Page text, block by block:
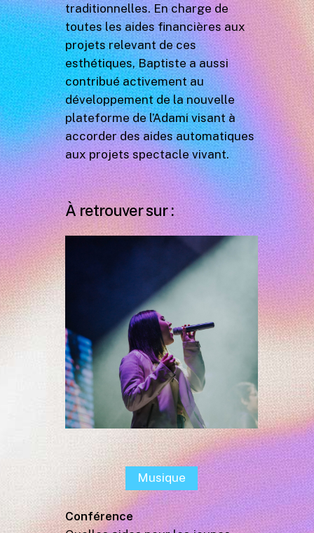
traditionnelles. En charge de
toutes les aides financières aux
projets relevant de ces
esthétiques, Baptiste a aussi
contribué activement au
développement de la nouvelle
plateforme de l’Adami visant à
accorder des aides automatiques
aux projets spectacle vivant.
À retrouver sur :
Musique
Conférence